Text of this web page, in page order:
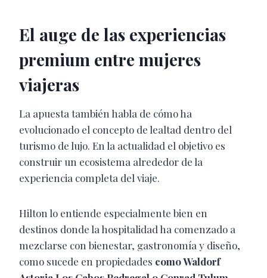
El auge de las experiencias
premium entre mujeres
viajeras
La apuesta también habla de cómo ha
evolucionado el concepto de lealtad dentro del
turismo de lujo. En la actualidad el objetivo es
construir un ecosistema alrededor de la
experiencia completa del viaje.
Hilton lo entiende especialmente bien en
destinos donde la hospitalidad ha comenzado a
mezclarse con bienestar, gastronomía y diseño,
como sucede en propiedades como Waldorf